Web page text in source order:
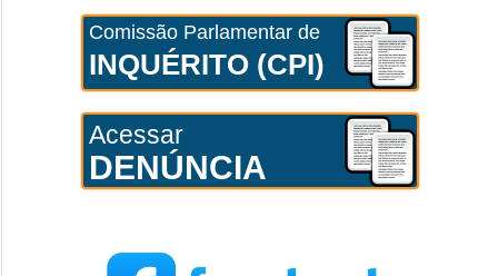
Comissão Parlamentar de
INQUÉRITO (CPI)
Acessar
DENÚNCIA